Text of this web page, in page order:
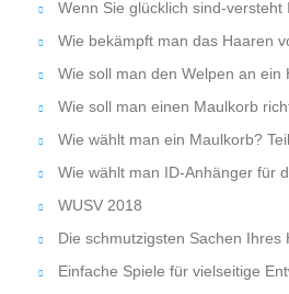
Wenn Sie glücklich sind-versteht
Wie bekämpft man das Haaren
Wie soll man den Welpen an ein
Wie soll man einen Maulkorb
Wie wählt man ein Maulkorb?
Wie wählt man ID-Anhänger für
WUSV 2018
Die schmutzigsten Sachen Ihres
Einfache Spiele für vielseitige